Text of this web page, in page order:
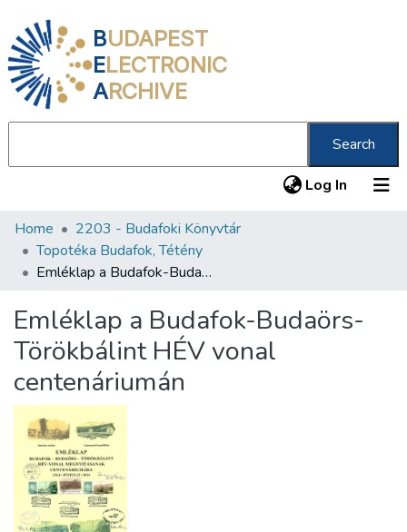
BUDAPEST
ELECTRONIC
ARCHIVE
Search
Log In (current)
Communities & Collections
All of DSpace
About us
Home
2203 - Budafoki Könyvtár
Topotéka Budafok, Tétény
Emléklap a Budafok-Budaörs-Törökbálint HÉV vonal centenáriumán
Emléklap a Budafok-Budaörs-
Törökbálint HÉV vonal
centenáriumán